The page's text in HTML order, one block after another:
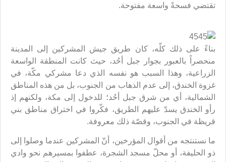
تقتضي فسحةً واسعة مفتوحة.
بناءً على ذلك كلّه، كان طريق جيش المشركين إلى المدينة
منحصراً بالعبور بجوار جبل أحُد، حيث كانت المنطقة الواسعة
الزراعية، وهذا السبب هو نفسه الذي دعا مشركي مكّة، في
غزوة الخندق، إلى عدم الذهاب من الجنوب، بل من هذه المناطق
الشمالية، أي من شرق جبل أحُد؛ للدخول إلى مكة، ولكنهم إذ
رأو الخندق يسدّ عليهم الطريق، فكّروا في اختراق مناطق بني
قريظة في الجنوب، وقصّة ذلك معروفة.
ما نستنتجه من أقوال المؤرخين، أنّ المشركين عندما وصلوا إلى
ذو الحليفة، أو محلّ مسجد الشجرة، عطفوا بمسيرهم نحو وادي